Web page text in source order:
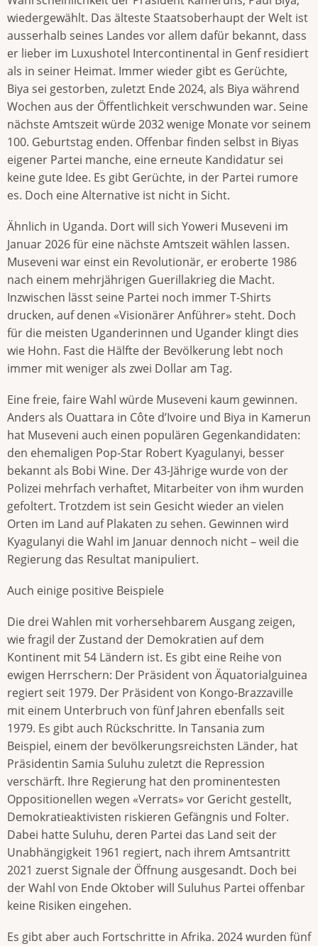
wiedergewählt. Das älteste Staatsoberhaupt der Welt ist
ausserhalb seines Landes vor allem dafür bekannt, dass
er lieber im Luxushotel Intercontinental in Genf residiert
als in seiner Heimat. Immer wieder gibt es Gerüchte,
Biya sei gestorben, zuletzt Ende 2024, als Biya während
Wochen aus der Öffentlichkeit verschwunden war. Seine
nächste Amtszeit würde 2032 wenige Monate vor seinem
100. Geburtstag enden. Offenbar finden selbst in Biyas
eigener Partei manche, eine erneute Kandidatur sei
keine gute Idee. Es gibt Gerüchte, in der Partei rumore
es. Doch eine Alternative ist nicht in Sicht.
Ähnlich in Uganda. Dort will sich Yoweri Museveni im
Januar 2026 für eine nächste Amtszeit wählen lassen.
Museveni war einst ein Revolutionär, er eroberte 1986
nach einem mehrjährigen Guerillakrieg die Macht.
Inzwischen lässt seine Partei noch immer T-Shirts
drucken, auf denen «Visionärer Anführer» steht. Doch
für die meisten Uganderinnen und Ugander klingt dies
wie Hohn. Fast die Hälfte der Bevölkerung lebt noch
immer mit weniger als zwei Dollar am Tag.
Eine freie, faire Wahl würde Museveni kaum gewinnen.
Anders als Ouattara in Côte d’Ivoire und Biya in Kamerun
hat Museveni auch einen populären Gegenkandidaten:
den ehemaligen Pop-Star Robert Kyagulanyi, besser
bekannt als Bobi Wine. Der 43-Jährige wurde von der
Polizei mehrfach verhaftet, Mitarbeiter von ihm wurden
gefoltert. Trotzdem ist sein Gesicht wieder an vielen
Orten im Land auf Plakaten zu sehen. Gewinnen wird
Kyagulanyi die Wahl im Januar dennoch nicht – weil die
Regierung das Resultat manipuliert.
Auch einige positive Beispiele
Die drei Wahlen mit vorhersehbarem Ausgang zeigen,
wie fragil der Zustand der Demokratien auf dem
Kontinent mit 54 Ländern ist. Es gibt eine Reihe von
ewigen Herrschern: Der Präsident von Äquatorialguinea
regiert seit 1979. Der Präsident von Kongo-Brazzaville
mit einem Unterbruch von fünf Jahren ebenfalls seit
1979. Es gibt auch Rückschritte. In Tansania zum
Beispiel, einem der bevölkerungsreichsten Länder, hat
Präsidentin Samia Suluhu zuletzt die Repression
verschärft. Ihre Regierung hat den prominentesten
Oppositionellen wegen «Verrats» vor Gericht gestellt,
Demokratieaktivisten riskieren Gefängnis und Folter.
Dabei hatte Suluhu, deren Partei das Land seit der
Unabhängigkeit 1961 regiert, nach ihrem Amtsantritt
2021 zuerst Signale der Öffnung ausgesandt. Doch bei
der Wahl von Ende Oktober will Suluhus Partei offenbar
keine Risiken eingehen.
Es gibt aber auch Fortschritte in Afrika. 2024 wurden fünf